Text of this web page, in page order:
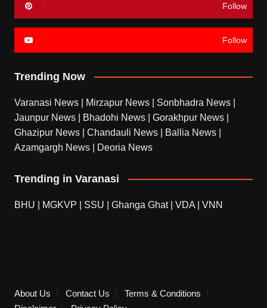
Follow
Follow
Trending Now
Varanasi News Mirzapur News Sonbhadra News
Jaunpur News
Bhadohi News Gorakhpur News
Ghazipur News
Chandauli News Ballia News
Azamgargh News
Deoria News
Trending in Varanasi
BHU MGKVP SSU Ghanga Ghat| VDA VNN
About Us Contact Us
Terms & Conditions